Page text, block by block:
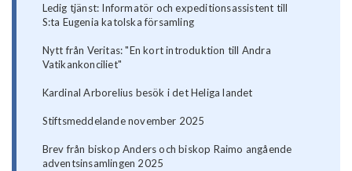
Ledig tjänst: Informatör och expeditionsassistent till
S:ta Eugenia katolska församling
Nytt från Veritas: "En kort introduktion till Andra
Vatikankonciliet"
Kardinal Arborelius besök i det Heliga landet
Stiftsmeddelande november 2025
Brev från biskop Anders och biskop Raimo angående
adventsinsamlingen 2025